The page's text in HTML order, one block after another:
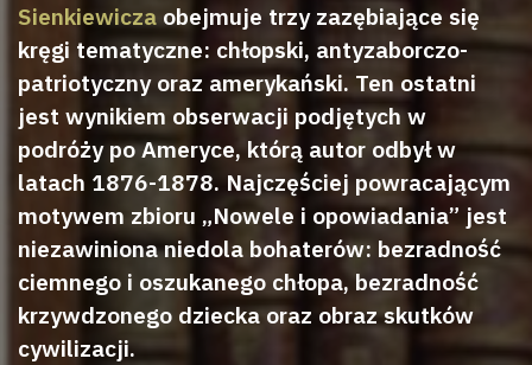
Sienkiewicza obejmuje trzy zazębiające się
kręgi tematyczne: chłopski, antyzaborczo-
patriotyczny oraz amerykański. Ten ostatni
jest wynikiem obserwacji podjętych w
podróży po Ameryce, którą autor odbył w
latach 1876-1878. Najczęściej powracającym
motywem zbioru „Nowele i opowiadania” jest
niezawiniona niedola bohaterów: bezradność
ciemnego i oszukanego chłopa, bezradność
krzywdzonego dziecka oraz obraz skutków
cywilizacji.